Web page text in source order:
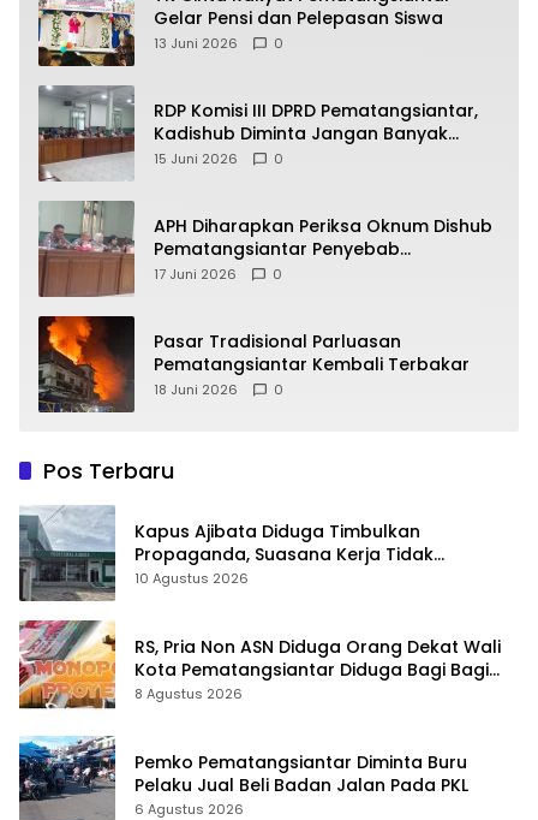
Gelar Pensi dan Pelepasan Siswa
13 Juni 2026 0
RDP Komisi III DPRD Pematangsiantar,
Kadishub Diminta Jangan Banyak
Alasan
15 Juni 2026 0
APH Diharapkan Periksa Oknum Dishub
Pematangsiantar Penyebab
Kebocoran PAD Retribusi Parkir
17 Juni 2026 0
Pasar Tradisional Parluasan
Pematangsiantar Kembali Terbakar
18 Juni 2026 0
Pos Terbaru
Kapus Ajibata Diduga Timbulkan
Propaganda, Suasana Kerja Tidak
Harmonis
10 Agustus 2026
RS, Pria Non ASN Diduga Orang Dekat Wali
Kota Pematangsiantar Diduga Bagi Bagi
Proyek ke Kontraktor
8 Agustus 2026
Pemko Pematangsiantar Diminta Buru
Pelaku Jual Beli Badan Jalan Pada PKL
6 Agustus 2026